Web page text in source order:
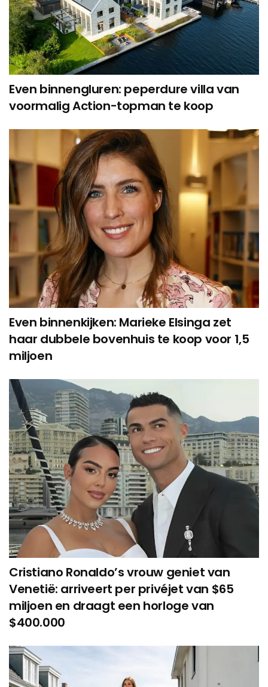
Even binnengluren: peperdure villa van
voormalig Action-topman te koop
Even binnenkijken: Marieke Elsinga zet
haar dubbele bovenhuis te koop voor 1,5
miljoen
Cristiano Ronaldo’s vrouw geniet van
Venetië: arriveert per privéjet van $65
miljoen en draagt een horloge van
$400.000